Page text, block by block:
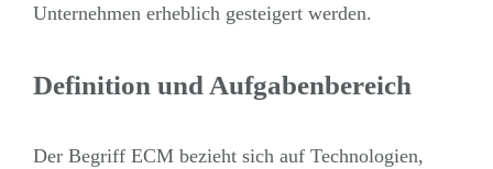
Unternehmen erheblich gesteigert werden.
Definition und Aufgabenbereich
Der Begriff ECM bezieht sich auf Technologien,